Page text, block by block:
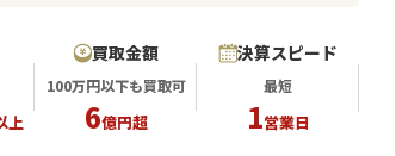
上
買取金額
100万円以下も買取可
6億円超
決算スピード
最短
1営業日